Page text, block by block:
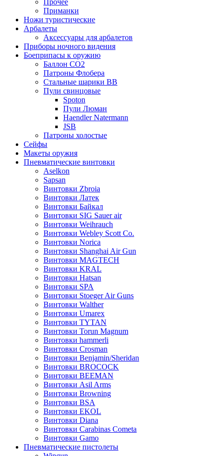
Приманки
Ножи туристические
Арбалеты
Аксессуары для арбалетов
Приборы ночного видения
Боеприпасы к оружию
Баллон CO2
Патроны Флобера
Стальные шарики ВВ
Пули свинцовые
Spoton
Пули Люман
Haendler Natermann
JSB
Патроны холостые
Сейфы
Макеты оружия
Пневматические винтовки
Aselkon
Sapsan
Винтовки Zbroia
Винтовки Латек
Винтовки Байкал
Винтовки SIG Sauer air
Винтовки Weihrauch
Винтовки Webley Scott Co.
Винтовки Norica
Винтовки Shanghai Air Gun
Винтовки MAGTECH
Винтовки KRAL
Винтовки Hatsan
Винтовки SPA
Винтовки Stoeger Air Guns
Винтовки Walther
Винтовки Umarex
Винтовки TYTAN
Винтовки Torun Magnum
Винтовки hammerli
Винтовки Crosman
Винтовки Benjamin/Sheridan
Винтовки BROCOCK
Винтовки BEEMAN
Винтовки Asil Arms
Винтовки Browning
Винтовки BSA
Винтовки EKOL
Винтовки Diana
Винтовки Carabinas Cometa
Винтовки Gamo
Пневматические пистолеты